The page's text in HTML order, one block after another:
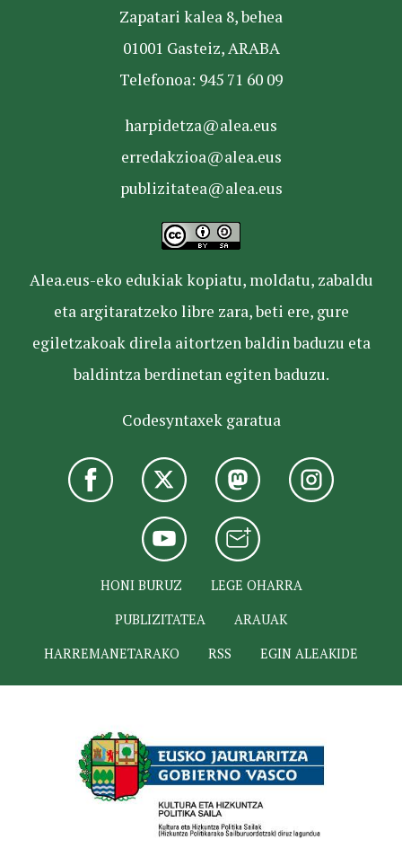
Zapatari kalea 8, behea
01001 Gasteiz, ARABA
Telefonoa: 945 71 60 09
harpidetza@alea.eus
erredakzioa@alea.eus
publizitatea@alea.eus
Alea.eus-eko edukiak kopiatu, moldatu, zabaldu
eta argitaratzeko libre zara, beti ere, gure
egiletzakoak direla aitortzen baldin baduzu eta
baldintza berdinetan egiten baduzu.
Codesyntaxek garatua
HONI BURUZ
LEGE OHARRA
PUBLIZITATEA
ARAUAK
HARREMANETARAKO
RSS EGIN ALEAKIDE